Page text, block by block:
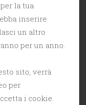
la tua
inserire
un altro
per un anno.
sito, verrà
per
i cookie.